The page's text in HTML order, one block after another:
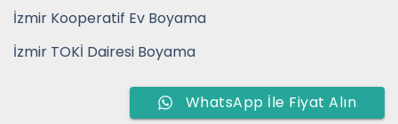
İzmir Kooperatif Ev Boyama
İzmir TOKİ Dairesi Boyama
WhatsApp İle Fiyat Alın